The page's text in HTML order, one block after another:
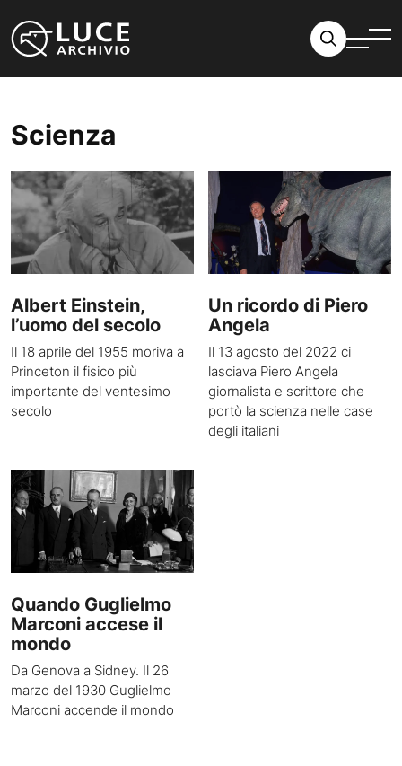
Scienza
Albert Einstein,
l’uomo del secolo
Il 18 aprile del 1955 moriva a
Princeton il fisico più
importante del ventesimo
secolo
Un ricordo di Piero
Angela
Il 13 agosto del 2022 ci
lasciava Piero Angela
giornalista e scrittore che
portò la scienza nelle case
degli italiani
Quando Guglielmo
Marconi accese il
mondo
Da Genova a Sidney. Il 26
marzo del 1930 Guglielmo
Marconi accende il mondo